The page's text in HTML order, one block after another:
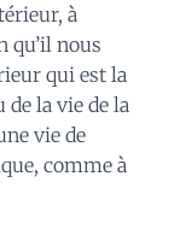
à
qu’il nous
qui est la
la vie de la
vie de
comme à